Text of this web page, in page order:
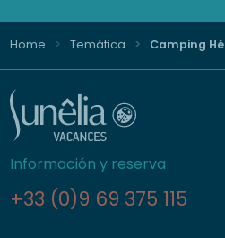
Home Temática Camping
Información y reserva
+33 (0)9 69 375 115